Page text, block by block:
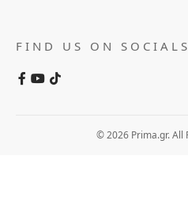
FIND US ON SOCIALS
© 2026 Prima.gr. All